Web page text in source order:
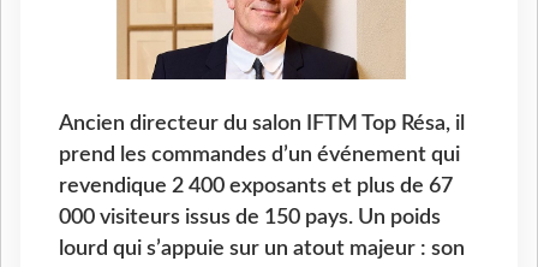
Ancien directeur du salon IFTM Top Résa, il
prend les commandes d’un événement qui
revendique 2 400 exposants et plus de 67
000 visiteurs issus de 150 pays. Un poids
lourd qui s’appuie sur un atout majeur : son